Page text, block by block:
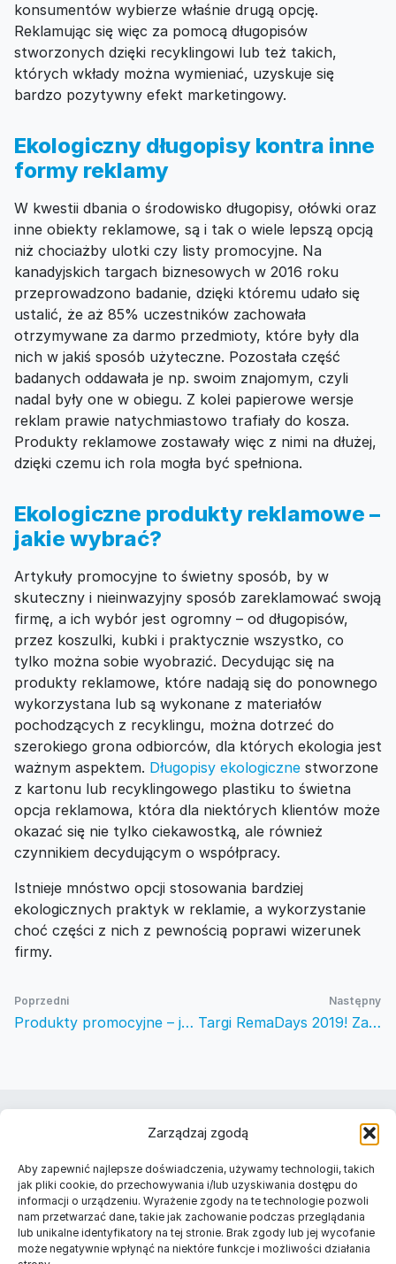
Zarządzaj zgodą
Aby zapewnić najlepsze doświadczenia, używamy technologii, takich
jak pliki cookie, do przechowywania i/lub uzyskiwania dostępu do
informacji o urządzeniu. Wyrażenie zgody na te technologie pozwoli
nam przetwarzać dane, takie jak zachowanie podczas przeglądania
lub unikalne identyfikatory na tej stronie. Brak zgody lub jej wycofanie
może negatywnie wpłynąć na niektóre funkcje i możliwości działania
konsumentów wybierze właśnie drugą opcję.
Reklamując się więc za pomocą długopisów
stworzonych dzięki recyklingowi lub też takich,
których wkłady można wymieniać, uzyskuje się
bardzo pozytywny efekt marketingowy.
Ekologiczny długopisy kontra inne
formy reklamy
W kwestii dbania o środowisko długopisy, ołówki oraz
inne obiekty reklamowe, są i tak o wiele lepszą opcją
niż chociażby ulotki czy listy promocyjne. Na
kanadyjskich targach biznesowych w 2016 roku
przeprowadzono badanie, dzięki któremu udało się
ustalić, że aż 85% uczestników zachowała
otrzymywane za darmo przedmioty, które były dla
nich w jakiś sposób użyteczne. Pozostała część
badanych oddawała je np. swoim znajomym, czyli
nadal były one w obiegu. Z kolei papierowe wersje
reklam prawie natychmiastowo trafiały do kosza.
Produkty reklamowe zostawały więc z nimi na dłużej,
dzięki czemu ich rola mogła być spełniona.
Ekologiczne produkty reklamowe –
jakie wybrać?
Artykuły promocyjne to świetny sposób, by w
skuteczny i nieinwazyjny sposób zareklamować swoją
firmę, a ich wybór jest ogromny – od długopisów,
przez koszulki, kubki i praktycznie wszystko, co
tylko można sobie wyobrazić. Decydując się na
produkty reklamowe, które nadają się do ponownego
wykorzystana lub są wykonane z materiałów
pochodzących z recyklingu, można dotrzeć do
szerokiego grona odbiorców, dla których ekologia jest
ważnym aspektem. Długopisy ekologiczne stworzone
z kartonu lub recyklingowego plastiku to świetna
opcja reklamowa, która dla niektórych klientów może
okazać się nie tylko ciekawostką, ale również
czynnikiem decydującym o współpracy.
Istnieje mnóstwo opcji stosowania bardziej
ekologicznych praktyk w reklamie, a wykorzystanie
choć części z nich z pewnością poprawi wizerunek
firmy.
Poprzedni
Produkty promocyjne – jaki mogą mieć cel?
Następny
Targi RemaDays 2019! Zapraszamy na kolejne spotkanie już 13-15 lutego 2019
Znajdź nas w Twoim mieście
Długopisy reklamowe Warszawa
Długopisy reklamowe Kraków
Długopisy reklamowe Łódź
Długopisy reklamowe Gdańsk